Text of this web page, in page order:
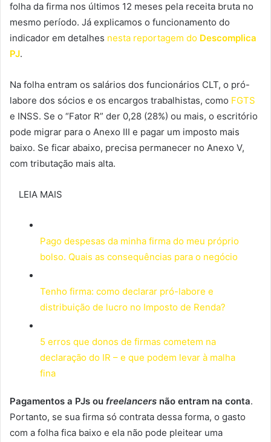
folha da firma nos últimos 12 meses pela receita bruta no
mesmo período. Já explicamos o funcionamento do
indicador em detalhes nesta reportagem do Descomplica
PJ.
Na folha entram os salários dos funcionários CLT, o pró-
labore dos sócios e os encargos trabalhistas, como FGTS
e INSS. Se o “Fator R” der 0,28 (28%) ou mais, o escritório
pode migrar para o Anexo III e pagar um imposto mais
baixo. Se ficar abaixo, precisa permanecer no Anexo V,
com tributação mais alta.
LEIA MAIS
Pago despesas da minha firma do meu próprio
bolso. Quais as consequências para o negócio
Tenho firma: como declarar pró-labore e
distribuição de lucro no Imposto de Renda?
5 erros que donos de firmas cometem na
declaração do IR – e que podem levar à malha
fina
Pagamentos a PJs ou freelancers não entram na conta.
Portanto, se sua firma só contrata dessa forma, o gasto
com a folha fica baixo e ela não pode pleitear uma